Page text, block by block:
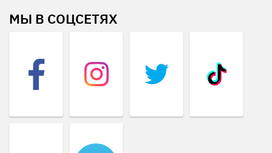
МЫ В СОЦСЕТЯХ